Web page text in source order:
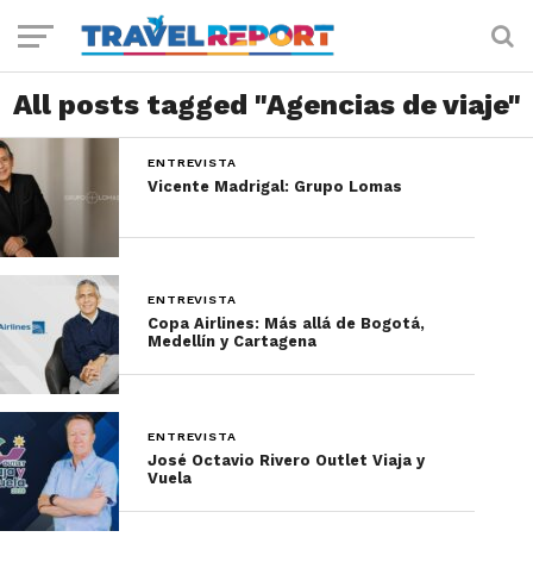
All posts tagged "Agencias de viaje"
ENTREVISTA
Vicente Madrigal: Grupo Lomas
ENTREVISTA
Copa Airlines: Más allá de Bogotá,
Medellín y Cartagena
ENTREVISTA
José Octavio Rivero Outlet Viaja y
Vuela